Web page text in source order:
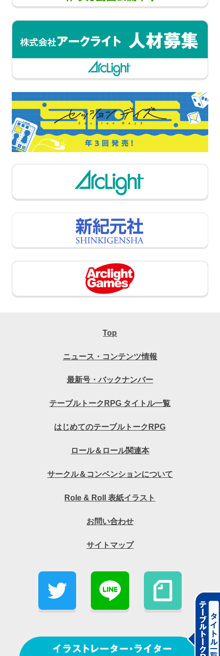
Top
ニュース・コンテンツ情報
最新号・バックナンバー
テーブルトークRPG タイトル一覧
はじめてのテーブルトークRPG
ロール＆ロール関連本
サークル＆コンベンションについて
Role & Roll 表紙イラスト
お問い合わせ
サイトマップ